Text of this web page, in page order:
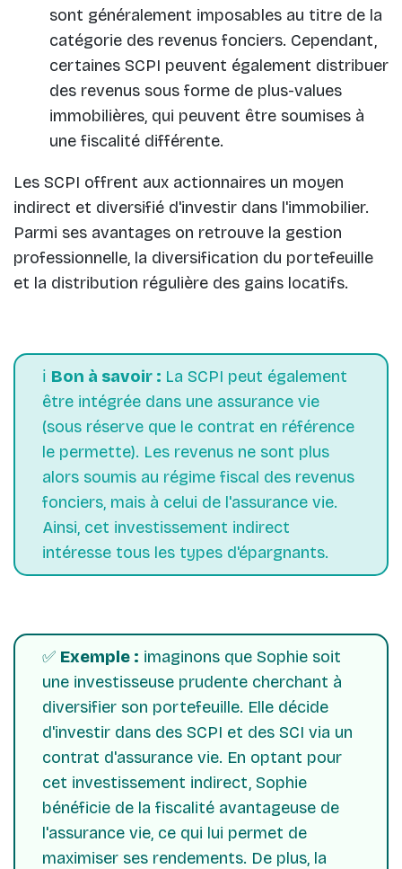
sont généralement imposables au titre de la
catégorie des revenus fonciers. Cependant,
certaines SCPI peuvent également distribuer
des revenus sous forme de plus-values
immobilières, qui peuvent être soumises à
une fiscalité différente.
Les SCPI offrent aux actionnaires un moyen
indirect et diversifié d'investir dans l'immobilier.
Parmi ses avantages on retrouve la gestion
professionnelle, la diversification du portefeuille
et la distribution régulière des gains locatifs.
ℹ️ Bon à savoir : La SCPI peut également
être intégrée dans une assurance vie
(sous réserve que le contrat en référence
le permette). Les revenus ne sont plus
alors soumis au régime fiscal des revenus
fonciers, mais à celui de l'assurance vie.
Ainsi, cet investissement indirect
intéresse tous les types d'épargnants.
✅ Exemple : imaginons que Sophie soit
une investisseuse prudente cherchant à
diversifier son portefeuille. Elle décide
d'investir dans des SCPI et des SCI via un
contrat d'assurance vie. En optant pour
cet investissement indirect, Sophie
bénéficie de la fiscalité avantageuse de
l'assurance vie, ce qui lui permet de
maximiser ses rendements. De plus, la